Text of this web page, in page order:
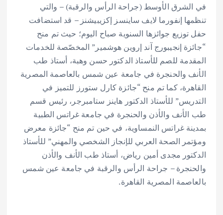
في الشرق الأوسط (جراحة الرأس والرقبة) – والتي
تنظمها إنفورما لايف ساينسز إكزيبيشنز – قد استضافت
حفل توزيع جوائزها السنوية صباح اليوم؛ حيث تم منح
“جائزة إنجيبورج آند إروين هوشمير” المخصّصة للخدمات
المقدمة للصم للأستاذ الدكتور حسن وهبة، أستاذ طب
الأنف والحنجرة في جامعة عين شمس بالعاصمة المصرية
القاهرة، كما تم منح “جائزة كارل ستورز للتميز في
التدريس” للأستاذ الدكتور هاينز ستامبرجر، رئيس قسم
طب الأنف والأذن والحنجرة في جامعة غراتس الطبية
بمدينة غراتس النمساوية، في حين تم منح “جائزة معرض
ومؤتمر الصحة العربي للإنجاز الشخصي والمهني” للأستاذ
الدكتور مجدى أمين رياض، أستاذ طب الأنف والأذن
والحنجرة – جراحة الرأس والرقبة في جامعة عين شمس
بالعاصمة المصرية القاهرة.